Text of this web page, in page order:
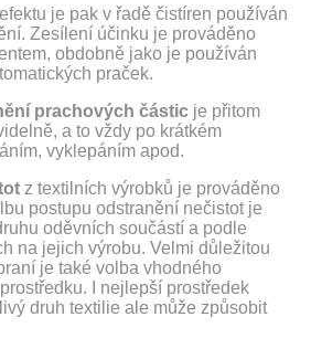
je pak v řadě čistíren používán
Zesílení účinku je prováděno
obdobně jako je používán
praček.
prachových částic je přitom
a to vždy po krátkém
vyklepáním apod.
z textilních výrobků je prováděno
postupu odstranění nečistot je
oděvních součástí a podle
na jejich výrobu. Velmi důležitou
je také volba vhodného
I nejlepší prostředek
druh textilie ale může způsobit